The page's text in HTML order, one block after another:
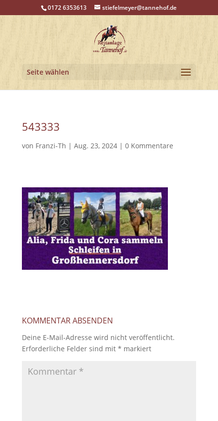
0172 6353613 stiefelmeyer@tannehof.de
Seite wählen
543333
von Franzi-Th | Aug. 23, 2024| 0 Kommentare
KOMMENTAR ABSENDEN
Deine E-Mail-Adresse wird nicht veröffentlicht.
Erforderliche Felder sind mit * markiert